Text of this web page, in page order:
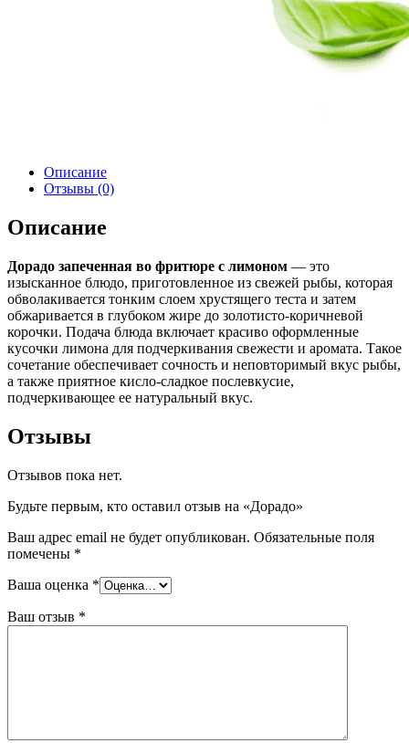
Описание
Отзывы (0)
Описание
Дорадо запеченная во фритюре с лимоном — это
изысканное блюдо, приготовленное из свежей рыбы, которая
обволакивается тонким слоем хрустящего теста и затем
обжаривается в глубоком жире до золотисто-коричневой
корочки. Подача блюда включает красиво оформленные
кусочки лимона для подчеркивания свежести и аромата. Такое
сочетание обеспечивает сочность и неповторимый вкус рыбы,
а также приятное кисло-сладкое послевкусие,
подчеркивающее ее натуральный вкус.
Отзывы
Отзывов пока нет.
Будьте первым, кто оставил отзыв на «Дорадо»
Ваш адрес email не будет опубликован. Обязательные поля
помечены *
Ваша оценка *
Ваш отзыв *